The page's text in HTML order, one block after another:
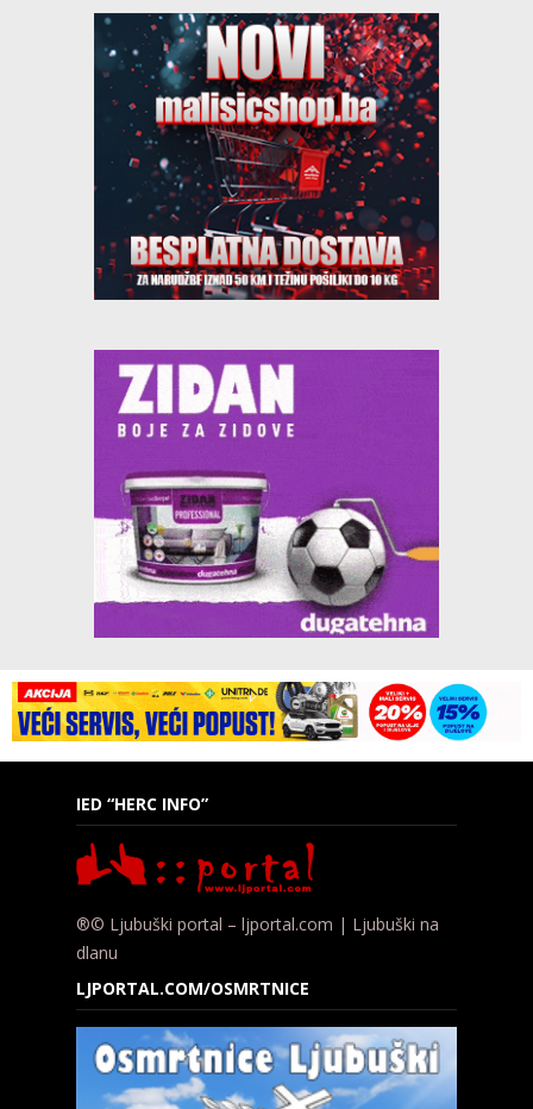
IED “HERC INFO”
®© Ljubuški portal – ljportal.com | Ljubuški na
dlanu
LJPORTAL.COM/OSMRTNICE